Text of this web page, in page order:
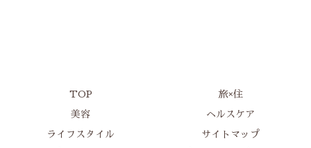
TOP 旅×住
美容 ヘルスケア
ライフスタイル サイトマップ